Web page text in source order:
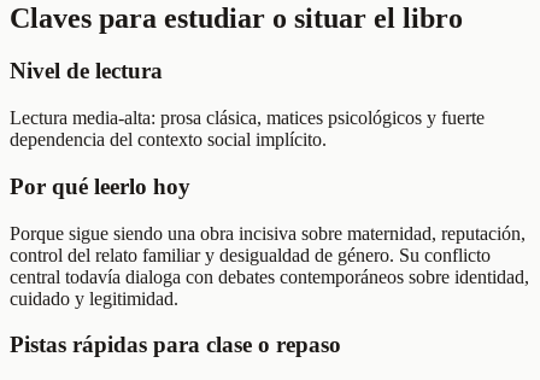
Claves para estudiar o situar el libro
Nivel de lectura
Lectura media-alta: prosa clásica, matices psicológicos y fuerte
dependencia del contexto social implícito.
Por qué leerlo hoy
Porque sigue siendo una obra incisiva sobre maternidad, reputación,
control del relato familiar y desigualdad de género. Su conflicto
central todavía dialoga con debates contemporáneos sobre identidad,
cuidado y legitimidad.
Pistas rápidas para clase o repaso